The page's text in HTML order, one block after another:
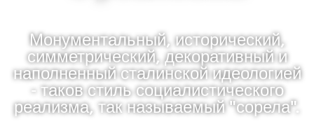
Монументальный, исторический,
симметрический, декоративный и
наполненный сталинской идеологией
- таков стиль социалистического
реализма, так называемый "сорела".